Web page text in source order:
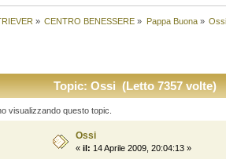
» CENTRO BENESSERE » Pappa Buona»
Topic: Ossi (Letto 7357 volte)
visualizzando questo topic.
Ossi
« il: 14 Aprile 2009, 20:04:13 »